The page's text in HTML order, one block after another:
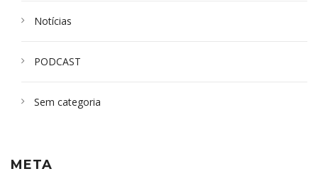
Notícias
PODCAST
Sem categoria
META